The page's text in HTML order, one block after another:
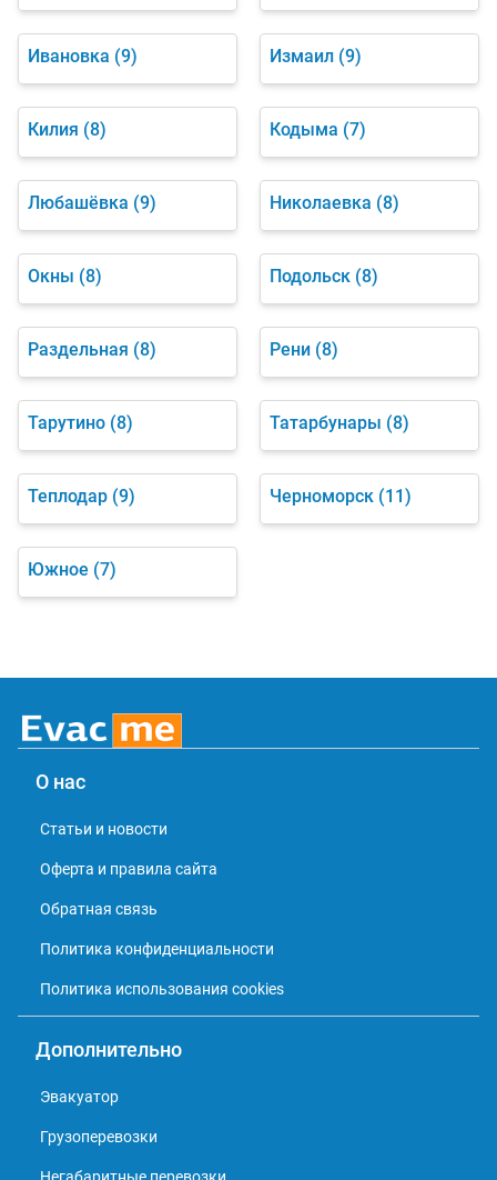
Ивановка (9) Измаил (9)
Килия (8) Кодыма (7)
Любашёвка (9) Николаевка (8)
Окны (8) Подольск (8)
Раздельная (8) Рени (8)
Тарутино (8) Татарбунары (8)
Теплодар (9) Черноморск (11)
Южное (7)
О нас
Статьи и новости
Оферта и правила сайта
Обратная связь
Политика конфиденциальности
Политика использования cookies
Дополнительно
Эвакуатор
Грузоперевозки